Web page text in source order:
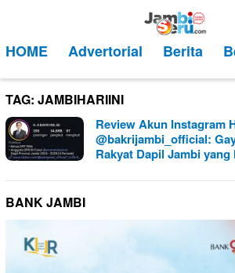
kontenMobile
HOME Advertorial Berita
TAG: JAMBIHARIINI
Review Akun Instagram
@bakrijambi_official:
Rakyat Dapil Jambi yang
BANK JAMBI